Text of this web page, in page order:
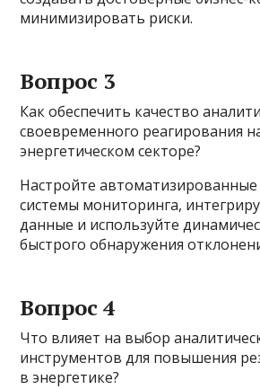
минимизировать риски.
Вопрос 3
Как обеспечить качество
своевременного реагирования
энергетическом секторе?
Настройте
системы мониторинга,
данные и используйте
быстрого обнаружения
Вопрос 4
Что влияет на выбор
инструментов для повышения
в энергетике?